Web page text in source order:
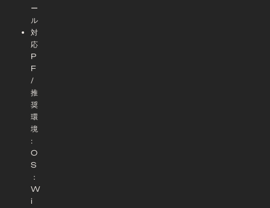
ー
ル
対
応
P
F
/
推
奨
環
境
:
O
S
：
W
i